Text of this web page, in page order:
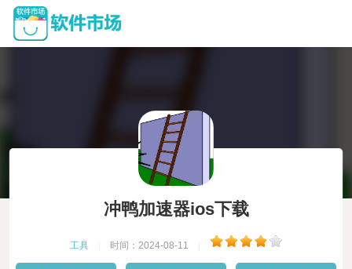
冲鸭加速器ios下载
工具 时间：2024-08-11